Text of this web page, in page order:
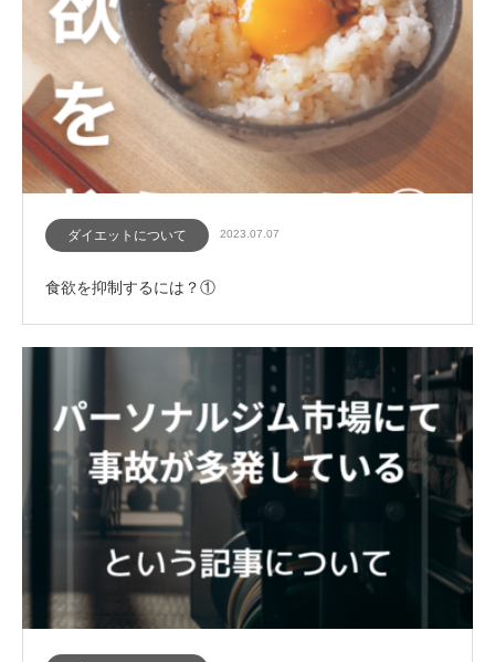
ダイエットについて 2023.07.07
食欲を抑制するには？①